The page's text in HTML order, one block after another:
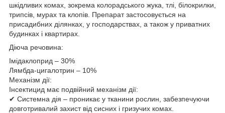
шкідливих комах, зокрема колорадського жука, тлі, білокрилки,
трипсів, мурах та клопів. Препарат застосовується на
присадибних ділянках, у господарствах, а також у приватних
будинках і квартирах.
Діюча речовина:
Імідаклоприд – 30%
Лямбда-цигалотрин – 10%
Механізм дії:
Інсектицид має подвійний механізм дії:
✔ Системна дія – проникає у тканини рослин, забезпечуючи
довготривалий захист від сисних і гризучих комах.